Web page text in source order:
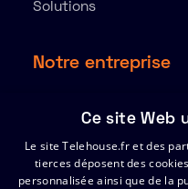
Solutions
Notre entreprise
Ressources
Partenaires
Index de l’égalité
Ce site Web
Le site Telehouse.fr et des
tierces déposent des
personnalisée ainsi que de la